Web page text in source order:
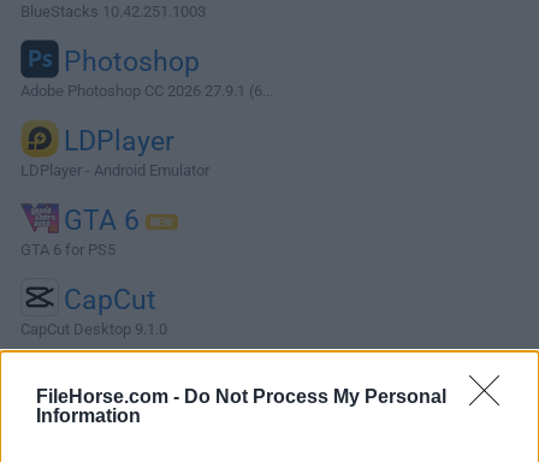
FileHorse.com - Do Not Process My Personal
Information
BlueStacks 10.42.251.1003
Photoshop
Adobe Photoshop CC 2026 27.9.1 (6...
LDPlayer
LDPlayer - Android Emulator
GTA 6
GTA 6 for PS5
CapCut
CapCut Desktop 9.1.0